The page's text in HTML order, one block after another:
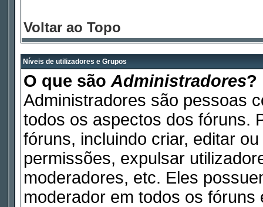
Voltar ao Topo
Níveis de utilizadores e Grupos
O que são Administradores?
Administradores são pessoas
todos os aspectos dos fóruns.
fóruns, incluindo criar, editar
permissões, expulsar
moderadores, etc. Eles
moderador em todos os fóruns